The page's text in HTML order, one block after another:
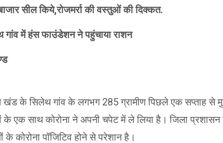
सील किये,रोजमर्रा की वस्तुओं की दिक्कत.
में हंस फाउंडेशन ने पहुंचाया राशन
खंड के सिलेथ गांव के लगभग 285 ग्रामीण पिछले एक सप्ताह से
के एक साथ कोरोना ने अपनी चपेट में ले लिया है। जिला प्रशासन
के कोरोना पॉजिटिव होने से परेशान है।